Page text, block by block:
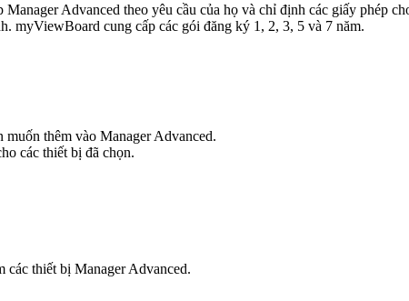
Advanced theo yêu cầu của họ và chỉ định các giấy phép
myViewBoard cung cấp các gói đăng ký 1, 2, 3, 5 và 7 năm.
muốn thêm vào Manager Advanced.
các thiết bị đã chọn.
các thiết bị Manager Advanced.